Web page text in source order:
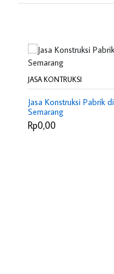
JASA KONTRUKSI
Jasa Konstruksi Pabrik di
Semarang
Rp0,00